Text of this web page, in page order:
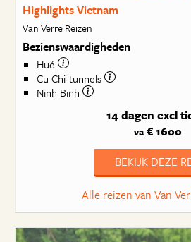
Highlights Vietnam
Van Verre Reizen
Bezienswaardigheden
Hué
Cu Chi-tunnels
Ninh Binh
14 dagen excl
va € 1600
BEKIJK DEZE
Alle reizen van Van